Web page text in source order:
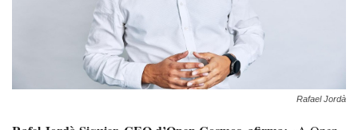
Rafael Jordà